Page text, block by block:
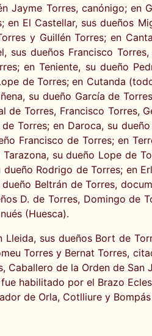
Jayme Torres, canónigo; en
en El Castellar, sus dueños
y Guillén Torres; en
sus dueños Francisco
en Teniente, su dueño
de Torres; en Cutanda
su dueño García de
de Torres, Francisco Torres,
Torres; en Daroca, su
Francisco de Torres; en
su dueño Lope de
dueño Rodrigo de Torres; en
Beltrán de Torres,
D. de Torres, Domingo de
(Huesca).
Lleida, sus dueños Bort de
Torres y Bernat Torres,
Caballero de la Orden de
habilitado por el Brazo
de Orla, Cotlliure y